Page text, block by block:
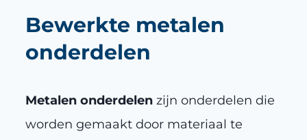
Bewerkte metalen
onderdelen
Metalen onderdelen zijn onderdelen die
worden gemaakt door materiaal te